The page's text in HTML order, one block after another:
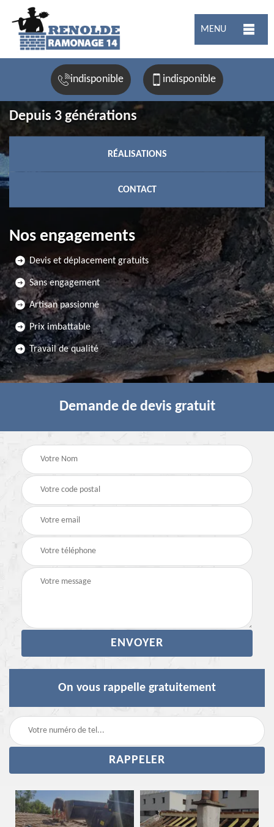
MENU
indisponible indisponible
Depuis 3 générations
RÉALISATIONS
CONTACT
Nos engagements
Devis et déplacement gratuits
Sans engagement
Artisan passionné
Prix imbattable
Travail de qualité
Demande de devis gratuit
On vous rappelle gratuitement